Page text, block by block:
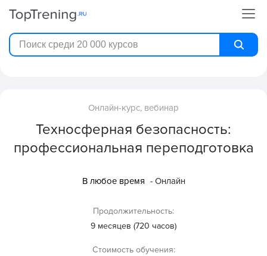
Онлайн-курс, вебинар
Техносферная безопасность:
профессиональная переподготовка
В любое время - Онлайн
Продолжительность:
9 месяцев (720 часов)
Стоимость обучения: